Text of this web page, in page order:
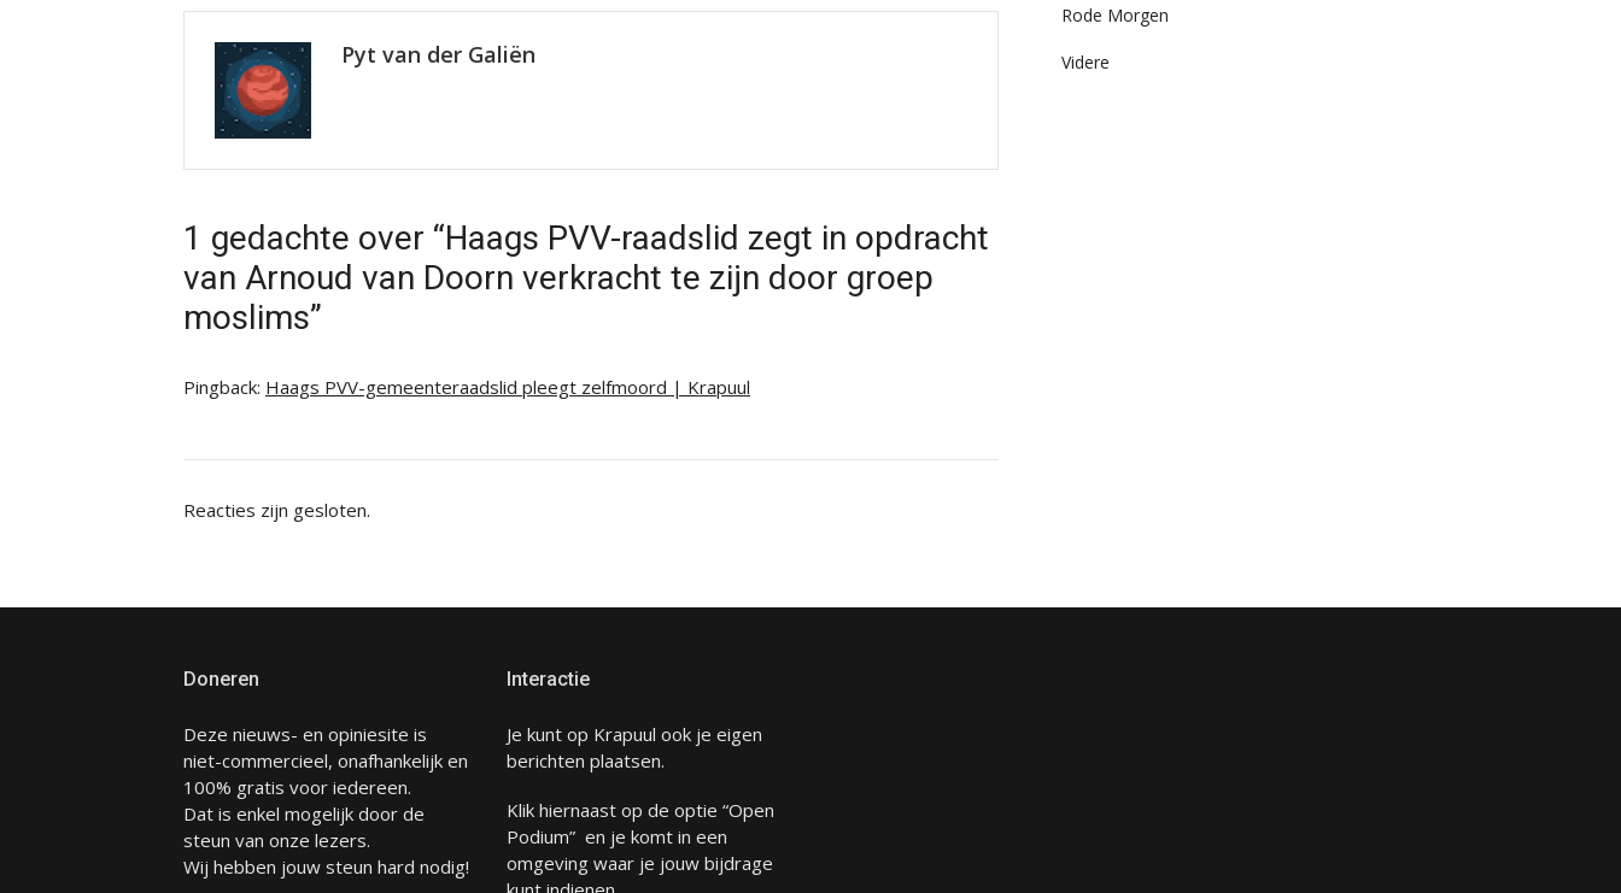
Pyt van der Galiën
1 gedachte over “Haags PVV-raadslid zegt in opdracht
van Arnoud van Doorn verkracht te zijn door groep
moslims”
Pingback: Haags PVV-gemeenteraadslid pleegt zelfmoord | Krapuul
Reacties zijn gesloten.
Rode Morgen
Videre
Doneren
Deze nieuws- en opiniesite is
niet-commercieel, onafhankelijk en
100% gratis voor iedereen.
Dat is enkel mogelijk door de
steun van onze lezers.
Wij hebben jouw steun hard nodig!
Interactie
Je kunt op Krapuul ook je eigen
berichten plaatsen.
Klik hiernaast op de optie “Open
Podium” en je komt in een
omgeving waar je jouw bijdrage